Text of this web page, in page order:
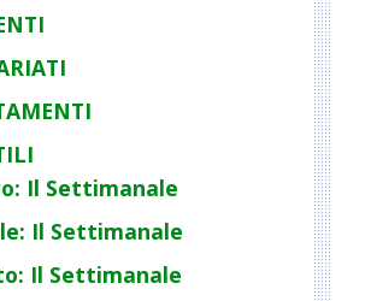
Il Settimanale
Il Settimanale
Il Settimanale